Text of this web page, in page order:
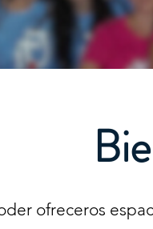
ofreceros